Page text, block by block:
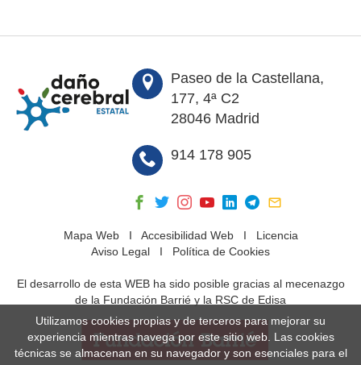
Paseo de la Castellana,
177, 4ª C2
28046 Madrid
914 178 905
Mapa WebI Accesibilidad WebI Licencia
Aviso Legal I Política de Cookies
El desarrollo de esta WEB ha sido posible gracias al mecenazgo
de la Fundación Barrié y la RSC de Edisa
Utilizamos cookies propias y de terceros para mejorar su
experiencia mientras navega por este sitio web. Las cookies
técnicas se almacenan en su navegador y son esenciales para el